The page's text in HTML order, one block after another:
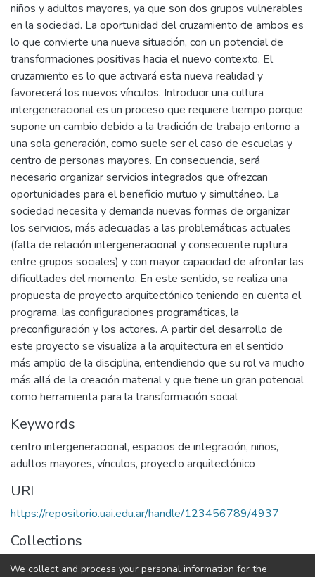
niños y adultos mayores, ya que son dos grupos vulnerables
en la sociedad. La oportunidad del cruzamiento de ambos es
lo que convierte una nueva situación, con un potencial de
transformaciones positivas hacia el nuevo contexto. El
cruzamiento es lo que activará esta nueva realidad y
favorecerá los nuevos vínculos. Introducir una cultura
intergeneracional es un proceso que requiere tiempo porque
supone un cambio debido a la tradición de trabajo entorno a
una sola generación, como suele ser el caso de escuelas y
centro de personas mayores. En consecuencia, será
necesario organizar servicios integrados que ofrezcan
oportunidades para el beneficio mutuo y simultáneo. La
sociedad necesita y demanda nuevas formas de organizar
los servicios, más adecuadas a las problemáticas actuales
(falta de relación intergeneracional y consecuente ruptura
entre grupos sociales) y con mayor capacidad de afrontar las
dificultades del momento. En este sentido, se realiza una
propuesta de proyecto arquitectónico teniendo en cuenta el
programa, las configuraciones programáticas, la
preconfiguración y los actores. A partir del desarrollo de
este proyecto se visualiza a la arquitectura en el sentido
más amplio de la disciplina, entendiendo que su rol va mucho
más allá de la creación material y que tiene un gran potencial
como herramienta para la transformación social
Keywords
centro intergeneracional, espacios de integración, niños,
adultos mayores, vínculos, proyecto arquitectónico
URI
https://repositorio.uai.edu.ar/handle/123456789/4937
Collections
ARQUITECTURA
We collect and process your personal information for the